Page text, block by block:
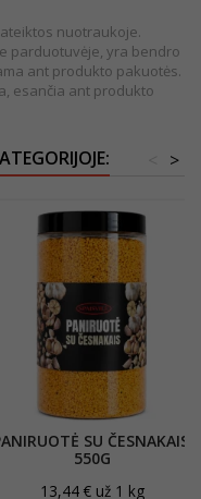
nuotraukoje.
parduotuvėje, yra bendro
ant produkto pakuotės.
esančia ant produkto
>
SU ČESNAKAIS,
550G
13,44 € už 1 kg